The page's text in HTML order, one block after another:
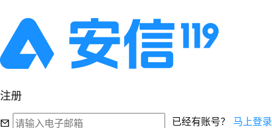
注册
已经有账号？ 马上登录